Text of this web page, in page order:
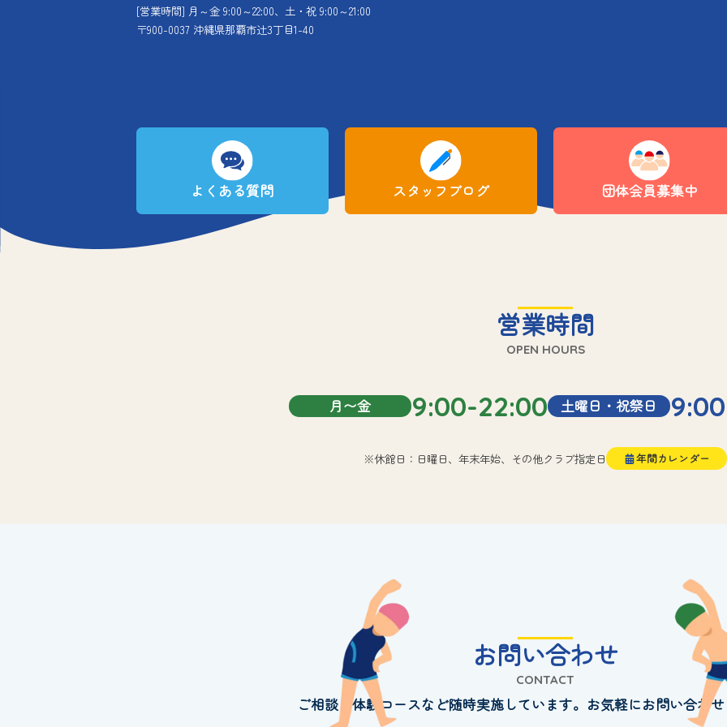
[営業時間] 月～金 9:00～22:00、土・祝 9:00～21:00
〒900-0037 沖縄県那覇市辻3丁目1-40
よくある質問 スタッフブログ 団体会員募集中
営業時間
OPEN HOURS
月〜金 9:00-22:00 土曜日・祝祭日
※休館日：日曜日、年末年始、その他クラブ指定日 年間カレンダー
お問い合わせ
CONTACT
ご相談・体験コースなど随時実施しています。お気軽にお問い合わ